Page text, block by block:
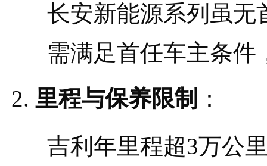
长安新能源系列虽无
需满足首任车主条件
里程与保养限制 ：
吉利年里程超3万公